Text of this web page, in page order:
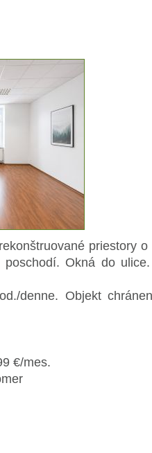
priestory
Okná do
denne. Objekt
€/mes.